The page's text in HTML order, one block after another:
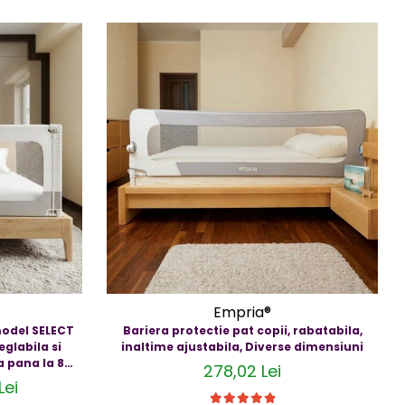
SELECT
si
pana la 88
Empria®
Bariera protectie pat copii, rabatabila,
inaltime ajustabila, Diverse dimensiuni
278,02 Lei